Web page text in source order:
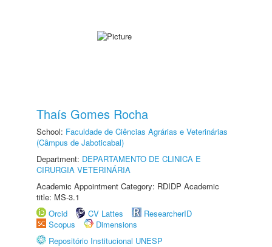
Thaís Gomes Rocha
School: Faculdade de Ciências Agrárias e Veterinárias
(Câmpus de Jaboticabal)
Department: DEPARTAMENTO DE CLINICA E
CIRURGIA VETERINÁRIA
Academic Appointment Category: RDIDP Academic
title: MS-3.1
Orcid
CV Lattes
ResearcherID
Scopus
Dimensions
Repositório Institucional UNESP